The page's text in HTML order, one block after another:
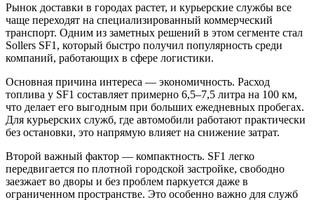
Рынок доставки в городах растет, и курьерские службы все
чаще переходят на специализированный коммерческий
транспорт. Одним из заметных решений в этом сегменте стал
Sollers SF1, который быстро получил популярность среди
компаний, работающих в сфере логистики.
Основная причина интереса — экономичность. Расход
топлива у SF1 составляет примерно 6,5–7,5 литра на 100 км,
что делает его выгодным при больших ежедневных пробегах.
Для курьерских служб, где автомобили работают практически
без остановки, это напрямую влияет на снижение затрат.
Второй важный фактор — компактность. SF1 легко
передвигается по плотной городской застройке, свободно
заезжает во дворы и без проблем паркуется даже в
ограниченном пространстве. Это особенно важно для служб